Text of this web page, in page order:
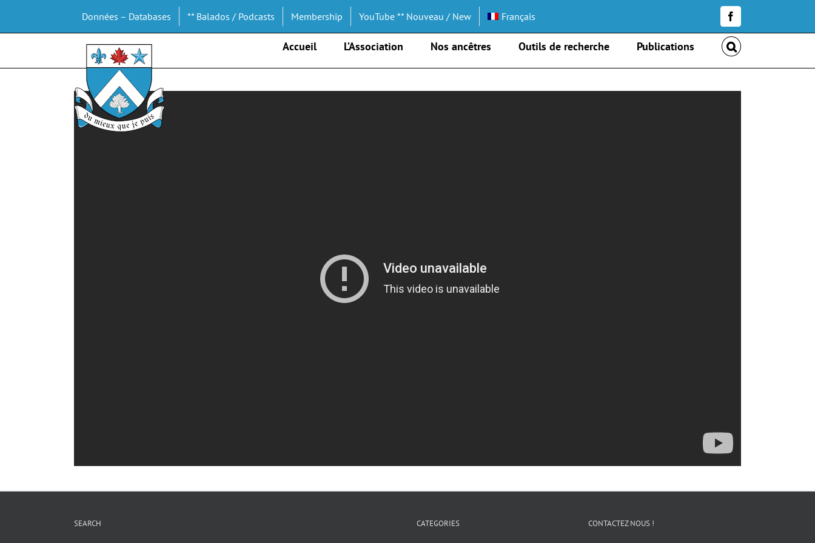
Données – Databases ** Balados / Podcasts Membership YouTube ** Nouveau / New Français Facebook
Accueil L’Association Nos ancêtres Outils de recherche Publications
SEARCH CATEGORIES CONTACTEZ NOUS !